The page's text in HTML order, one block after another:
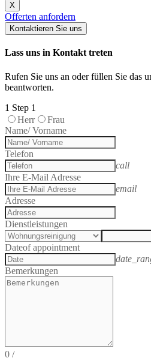
X
Offerten anfordern
Kontaktieren Sie uns
Lass uns in Kontakt treten
Rufen Sie uns an oder füllen Sie das
beantworten.
1 Step 1
Herr
Frau
Name/ Vorname
Telefon
call
Ihre E-Mail Adresse
email
Adresse
Dienstleistungen
Dateof appointment
Bemerkungen
0 /